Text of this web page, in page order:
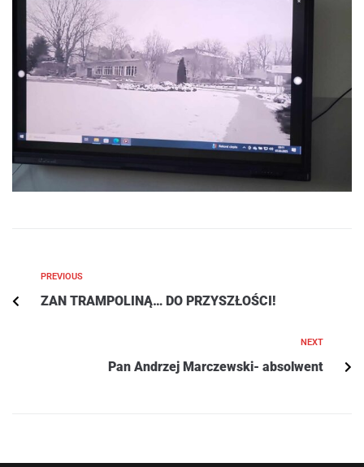
PREVIOUS
ZAN TRAMPOLINĄ… DO PRZYSZŁOŚCI!
NEXT
Pan Andrzej Marczewski- absolwent